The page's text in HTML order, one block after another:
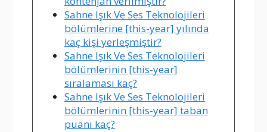
Sahne Işık Ve Ses Teknolojileri
bölümlerine [this-year] yılında
kaç kişi yerleşmiştir?
Sahne Işık Ve Ses Teknolojileri
bölümlerinin [this-year]
sıralaması kaç?
Sahne Işık Ve Ses Teknolojileri
bölümlerinin [this-year] taban
puanı kaç?